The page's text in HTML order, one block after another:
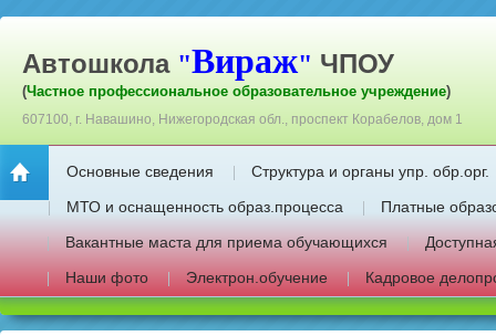
Автошкола "Вираж" ЧПОУ
(Частное профессиональное образовательное учреждение)
607100, г. Навашино, Нижегородская обл., проспект Корабелов, дом 1
Основные сведения
Структура и органы упр. обр.орг.
МТО и оснащенность образ.процесса
Платные
Вакантные маста для приема обучающихся
Наши фото
Электрон.обучение Кадровое